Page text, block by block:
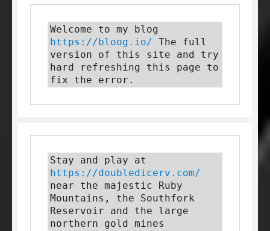
https://bloog.io/ The full
version of this site and try
hard refreshing this page to
fix the error.
https://doubledicerv.com/
near the majestic Ruby
Mountains, the Southfork
Reservoir and the large
northern gold mines